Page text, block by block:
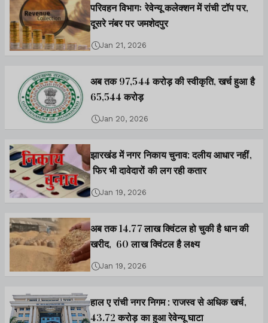
परिवहन विभागः रेवेन्यू कलेक्शन में रांची टॉप पर,
दूसरे नंबर पर जमशेदपुर
Jan 21, 2026
अब तक 97,544 करोड़ की स्वीकृति, खर्च हुआ है
65,544 करोड़
Jan 20, 2026
झारखंड में नगर निकाय चुनाव: दलीय आधार नहीं,
फिर भी दावेदारों की लग रही कतार
Jan 19, 2026
अब तक 14.77 लाख क्विंटल हो चुकी है धान की
खरीद, 60 लाख क्विंटल है लक्ष्य
Jan 19, 2026
हाल ए रांची नगर निगम : राजस्व से अधिक खर्च,
43.72 करोड़ का हुआ रेवेन्यू घाटा